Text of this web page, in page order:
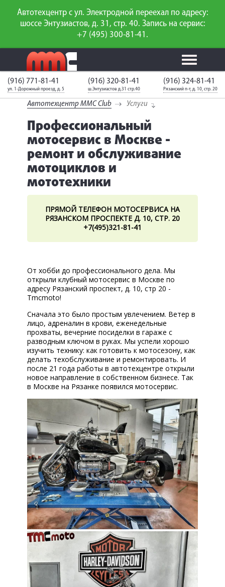
Автотехцентр с ул. Электродной переехал по адресу:
шоссе Энтузиастов, д. 31, стр. 40. Запись на сервис:
+7 (495) 300-81-41.
Калькулятор
ТО
Каталог
запчастей
Калькулятор
слесарного
ремонта
Ваш автомобиль
неизвестен
ГАРАНТИИ
О СЕРВИСЕ
АКЦИИ
УСЛУГИ
КОРП.КЛИЕНТАМ
ЗАПЧАСТИ
ОТЗЫВЫ
КОНТАКТЫ
ЗАПИСЬ НА СЕРВИС
ЗАДАТЬ ВОПРОС
(916) 771-81-41
ул. 1-Дорожный проезд, д. 5
(916) 320-81-41
ш.Энтузиастов д.31 стр.40
(916) 324-81-41
Рязанский п-т, д. 10, стр. 20
Автотехцентр MMC Club Услуги
Профессиональный
мотосервис в Москве -
ремонт и обслуживание
мотоциклов и
мототехники
ПРЯМОЙ ТЕЛЕФОН МОТОСЕРВИСА НА
РЯЗАНСКОМ ПРОСПЕКТЕ Д. 10, СТР. 20
+7(495)321-81-41
От хобби до профессионального дела. Мы
открыли клубный мотосервис в Москве по
адресу Рязанский проспект, д. 10, стр 20 -
Tmcmoto!
Сначала это было простым увлечением. Ветер в
лицо, адреналин в крови, еженедельные
прохваты, вечерние посиделки в гараже с
разводным ключом в руках. Мы успели хорошо
изучить технику: как готовить к мотосезону, как
делать техобслуживание и ремонтировать. И
после 21 года работы в автотехцентре открыли
новое направление в собственном бизнесе. Так
в Москве на Рязанке появился мотосервис.